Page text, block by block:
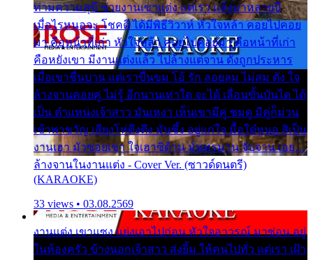
ท่ามความสุขี ช่วยงานเขาแต่ง แต่เรา แล้งมาหลายปี
เมื่อไรหนอจะ โชคดี ได้มีพิธีวิวาห์ หัวใจหล้า คอยไปคอย
มา คือหน้าที่เก่า หัวใจหล้า คอยไปคอยมา คือหน้าที่เก่า
คือหยังเขา มีงานแต่งแล้ว ไปล้างแต่จาน ดั่งถูกประหาร
เมื่อเขาชื่นบาน แต่เราขื่นขม โอ้ รัก ลอยลม ไม่สม ดัง ใจ
ล้างจานคอยคู่ ไม่รู้ อีกนานเท่าใด จะได้ เลื่อนขั้นบันได ได้
เป็น ตำแหน่งเจ้าสาว มันเหงา เห็นเขามีคู่ ซมดู มีคู่ก็ม่วน
เข้าพาขวัญ เสียงโห่ตึงตึง มันซึ้ง อยู่แก่ใจ มื้อใด๋หนอ สิเป็น
งานเฮา มัวซอยเขา ใจเฮาซิด้าน มันทรมาน จับจาน เอย…
ล้างจานในงานแต่ง - Cover Ver. (ซาวด์ดนตรี)
(KARAOKE)
33 views • 03.08.2569
งานแต่ง เขาแซง แย่งเอาไปก่อน หัวใจอาวรณ์ มาซ่อน อยู่
ในห้องครัว ข้างนอกเจ้าสาว ส่งยิ้ม ให้คนไปทั่ว แต่เรา เฝ้า